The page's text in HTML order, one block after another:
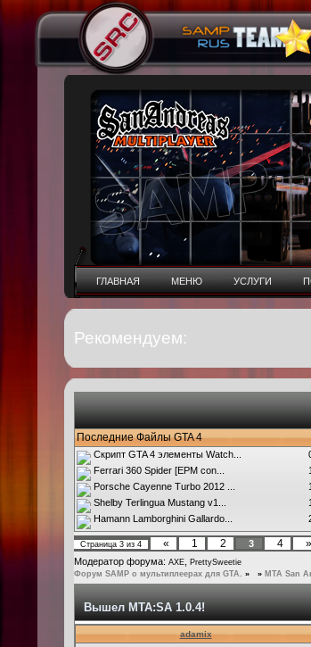
ГЛАВНАЯ МЕНЮ УСЛУГИ
Рекомендуем:
Последние Файлы GTA 4
Скрипт GTA 4 элементы Watch...
Ferrari 360 Spider [EPM con...
Porsche Cayenne Turbo 2012 ...
Shelby Terlingua Mustang v1...
Hamann Lamborghini Gallardo...
Страница 3 из 4 « 1 2 3 4 »
Модератор форума: AXE
PrettySweetie
Форум SAMP о мультиплеерах для GTA. » » MTA San
Вышел MTA:SA 1.0.4!
adamix